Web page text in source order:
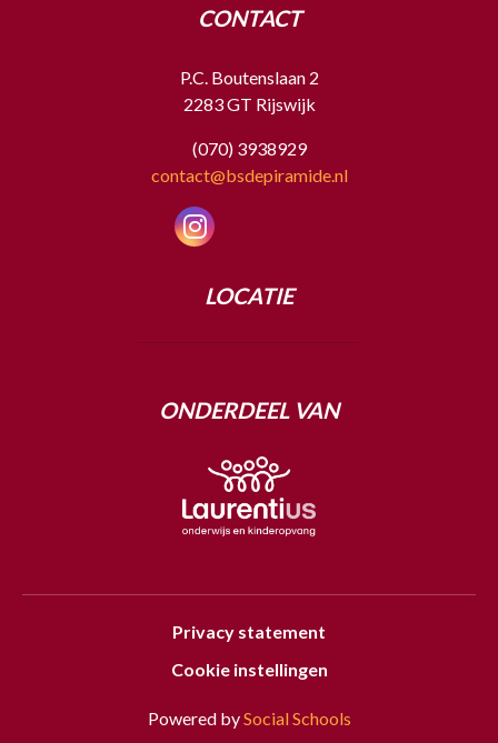
CONTACT
P.C. Boutenslaan 2
2283 GT Rijswijk
(070) 3938929
contact@bsdepiramide.nl
LOCATIE
ONDERDEEL VAN
Privacy statement
Cookie instellingen
Powered bySocial Schools